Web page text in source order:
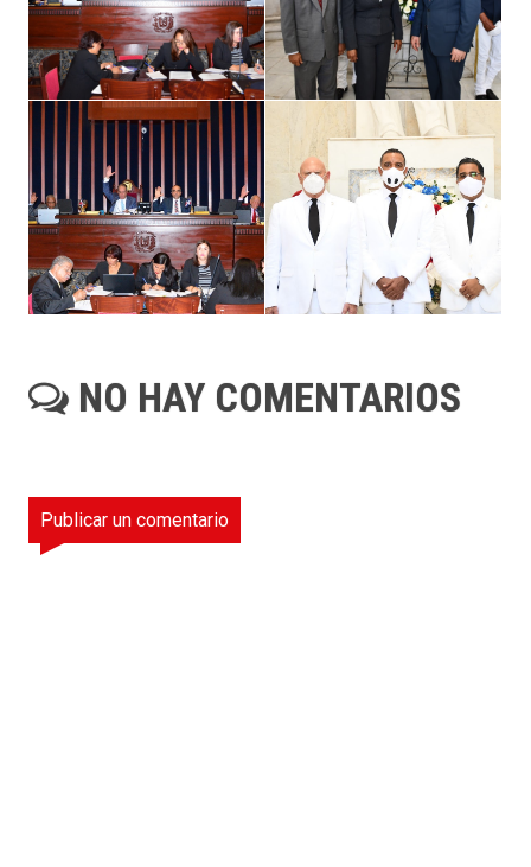
NO HAY COMENTARIOS
Publicar un comentario